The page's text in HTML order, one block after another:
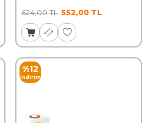
624,00TL 552,00 TL
%12
İndirim